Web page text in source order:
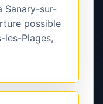
Sanary-sur-
possible
les-Plages,